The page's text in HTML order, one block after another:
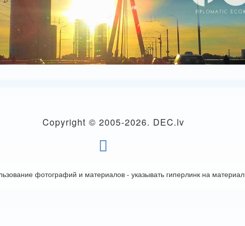
Copyright © 2005-2026. DEC.lv
фотографий и материалов - указывать гиперлинк на материал